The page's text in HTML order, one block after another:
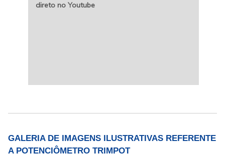
direto no Youtube
GALERIA DE IMAGENS ILUSTRATIVAS REFERENTE
A POTENCIÔMETRO TRIMPOT